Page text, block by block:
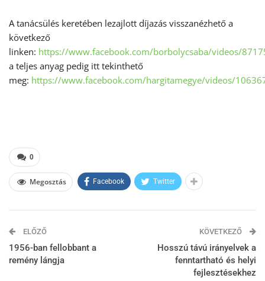
A tanácsülés keretében lezajlott díjazás visszanézhető a
következő
linken: https://www.facebook.com/borbolycsaba/videos/
a teljes anyag pedig itt tekinthető
meg: https://www.facebook.com/hargitamegye/videos/
0
Megosztás Facebook Twitter
ELŐZŐ
1956-ban fellobbant a
remény lángja
KÖVETKEZŐ
Hosszú távú irányelvek a
fenntartható és helyi
fejlesztésekhez